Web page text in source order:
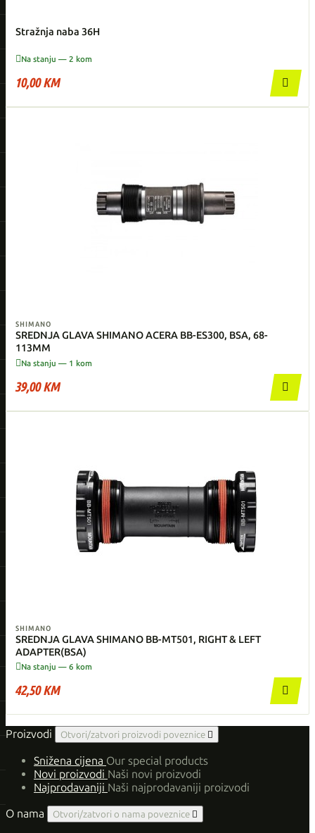
Stražnja naba 36H
Na stanju — 2 kom
10,00 KM 
SHIMANO
SREDNJA GLAVA SHIMANO ACERA BB-ES300, BSA, 68-
113MM
Na stanju — 1 kom
39,00 KM 
SHIMANO
SREDNJA GLAVA SHIMANO BB-MT501, RIGHT & LEFT
ADAPTER(BSA)
Na stanju — 6 kom
42,50 KM 
Proizvodi Otvori/zatvori proizvodi poveznice 
Snižena cijena Our special products
Novi proizvodi Naši novi proizvodi
Najprodavaniji Naši najprodavaniji proizvodi
O nama
Otvori/zatvori o nama poveznice 